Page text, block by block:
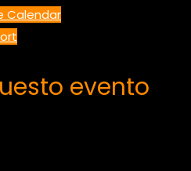
Calendar
evento